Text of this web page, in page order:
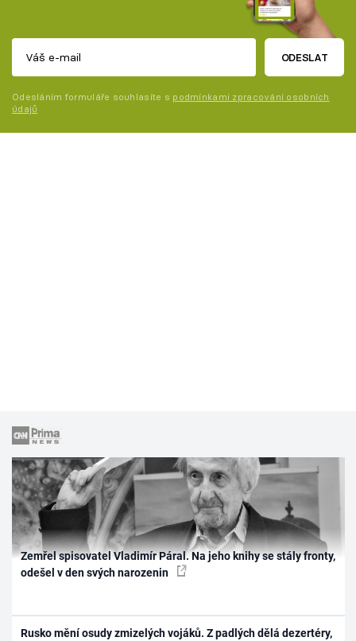
ODESLAT
Odesláním formuláře souhlasíte s podmínkami zpracování osobních
údajů
Zemřel spisovatel Vladimír Páral. Na jeho knihy se stály fronty,
odešel v den svých narozenin
Rusko mění osudy zmizelých vojáků. Z padlých dělá dezertéry,